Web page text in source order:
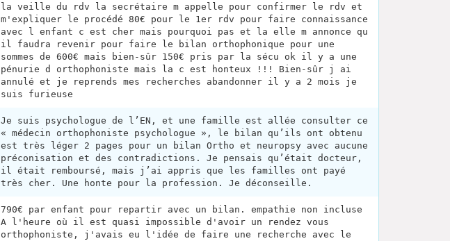
la veille du rdv la secrétaire m appelle pour confirmer le rdv et
m'expliquer le procédé 80€ pour le 1er rdv pour faire connaissance
avec l enfant c est cher mais pourquoi pas et la elle m annonce qu
il faudra revenir pour faire le bilan orthophonique pour une
sommes de 600€ mais bien-sûr 150€ pris par la sécu ok il y a une
pénurie d orthophoniste mais la c est honteux !!! Bien-sûr j ai
annulé et je reprends mes recherches abandonner il y a 2 mois je
suis furieuse
Je suis psychologue de l’EN, et une famille est allée consulter ce
« médecin orthophoniste psychologue », le bilan qu’ils ont obtenu
est très léger 2 pages pour un bilan Ortho et neuropsy avec aucune
préconisation et des contradictions. Je pensais qu’était docteur,
il était remboursé, mais j’ai appris que les familles ont payé
très cher. Une honte pour la profession. Je déconseille.
790€ par enfant pour repartir avec un bilan. empathie non incluse
A l'heure où il est quasi impossible d'avoir un rendez vous
orthophoniste, j'avais eu l'idée de faire une recherche avec le